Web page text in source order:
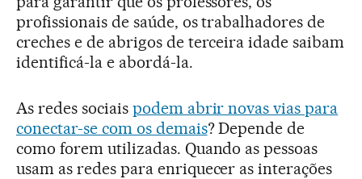
profissionais de saúde, os trabalhadores de
creches e de abrigos de terceira idade saibam
identificá-la e abordá-la.
As redes sociais podem abrir novas vias para
conectar-se com os demais? Depende de
como forem utilizadas. Quando as pessoas
usam as redes para enriquecer as interações